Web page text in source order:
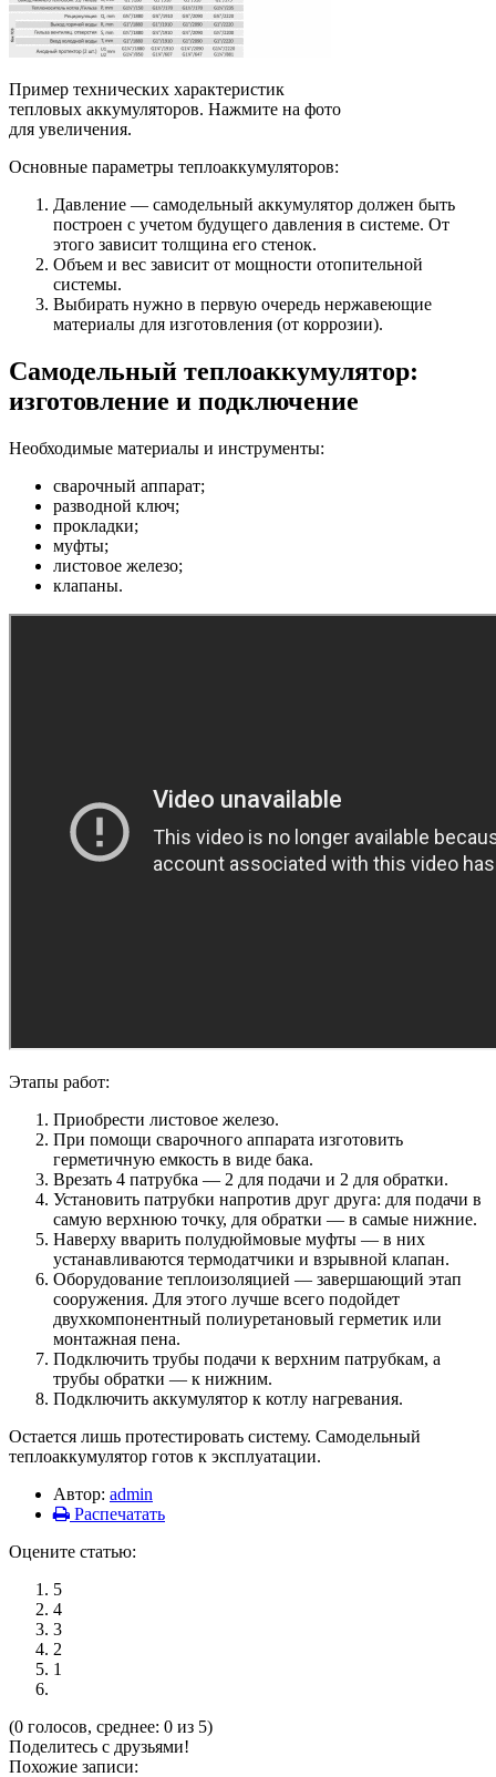
Пример технических характеристик
тепловых аккумуляторов. Нажмите на фото
для увеличения.
Основные параметры теплоаккумуляторов:
Давление — самодельный аккумулятор должен быть
построен с учетом будущего давления в системе. От
этого зависит толщина его стенок.
Объем и вес зависит от мощности отопительной
системы.
Выбирать нужно в первую очередь нержавеющие
материалы для изготовления (от коррозии).
Самодельный теплоаккумулятор:
изготовление и подключение
Необходимые материалы и инструменты:
сварочный аппарат;
разводной ключ;
прокладки;
муфты;
листовое железо;
клапаны.
Этапы работ:
Приобрести листовое железо.
При помощи сварочного аппарата изготовить
герметичную емкость в виде бака.
Врезать 4 патрубка — 2 для подачи и 2 для обратки.
Установить патрубки напротив друг друга: для подачи в
самую верхнюю точку, для обратки — в самые нижние.
Наверху вварить полудюймовые муфты — в них
устанавливаются термодатчики и взрывной клапан.
Оборудование теплоизоляцией — завершающий этап
сооружения. Для этого лучше всего подойдет
двухкомпонентный полиуретановый герметик или
монтажная пена.
Подключить трубы подачи к верхним патрубкам, а
трубы обратки — к нижним.
Подключить аккумулятор к котлу нагревания.
Остается лишь протестировать систему. Самодельный
теплоаккумулятор готов к эксплуатации.
Автор: admin
Распечатать
Оцените статью:
5
4
3
2
1
(0 голосов, среднее: 0 из 5)
Поделитесь с друзьями!
Похожие записи: